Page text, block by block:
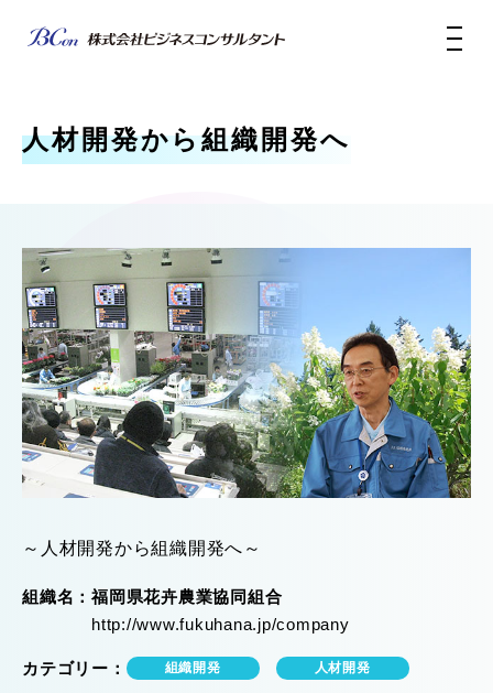
人材開発から組織開発へ
～人材開発から組織開発へ～
組織名
福岡県花卉農業協同組合
http://www.fukuhana.jp/company
カテゴリー 組織開発 人材開発